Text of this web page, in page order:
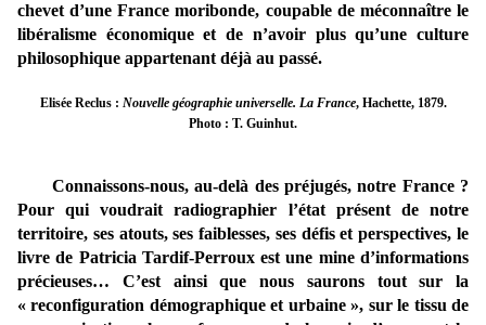
chevet d’une France moribonde, coupable de méconnaître le
libéralisme économique et de n’avoir plus qu’une culture
philosophique appartenant déjà au passé.
Elisée Reclus : Nouvelle géographie universelle. La France, Hachette, 1879.
Photo : T. Guinhut.
Connaissons-nous, au-delà des préjugés, notre France ?
Pour qui voudrait radiographier l’état présent de notre
territoire, ses atouts, ses faiblesses, ses défis et perspectives, le
livre de Patricia Tardif-Perroux est une mine d’informations
précieuses… C’est ainsi que nous saurons tout sur la
« reconfiguration démographique et urbaine », sur le tissu de